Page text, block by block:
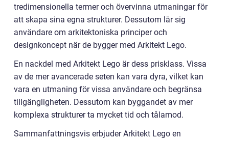
tredimensionella termer och övervinna utmaningar för
att skapa sina egna strukturer. Dessutom lär sig
användare om arkitektoniska principer och
designkoncept när de bygger med Arkitekt Lego.
En nackdel med Arkitekt Lego är dess prisklass. Vissa
av de mer avancerade seten kan vara dyra, vilket kan
vara en utmaning för vissa användare och begränsa
tillgängligheten. Dessutom kan byggandet av mer
komplexa strukturer ta mycket tid och tålamod.
Sammanfattningsvis erbjuder Arkitekt Lego en